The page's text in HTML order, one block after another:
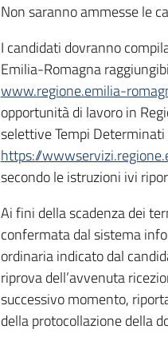
Non saranno ammesse le
I candidati dovranno
Emilia-Romagna
www.regione.emilia-
opportunità di lavoro in
selettive Tempi
https://
secondo le istruzioni ivi
Ai fini della scadenza dei
confermata dal sistema
ordinaria indicato dal
riprova dell’avvenuta
successivo momento,
della protocollazione della